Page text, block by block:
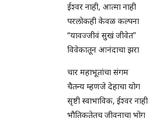
ईश्वर नाही, आत्मा नाही
परलोकही केवळ कल्पना
“यावज्जीवं सुखं जीवेत”
विवेकातून आनंदाचा झरा
चार महाभूतांचा संगम
चैतन्य म्हणजे देहाचा योग
सृष्टी स्वाभाविक, ईश्वर नाही
भौतिकतेतच जीवनाचा भोग